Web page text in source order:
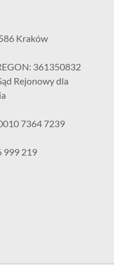
Kraków
361350832
Rejonowy dla
7364 7239
999 219